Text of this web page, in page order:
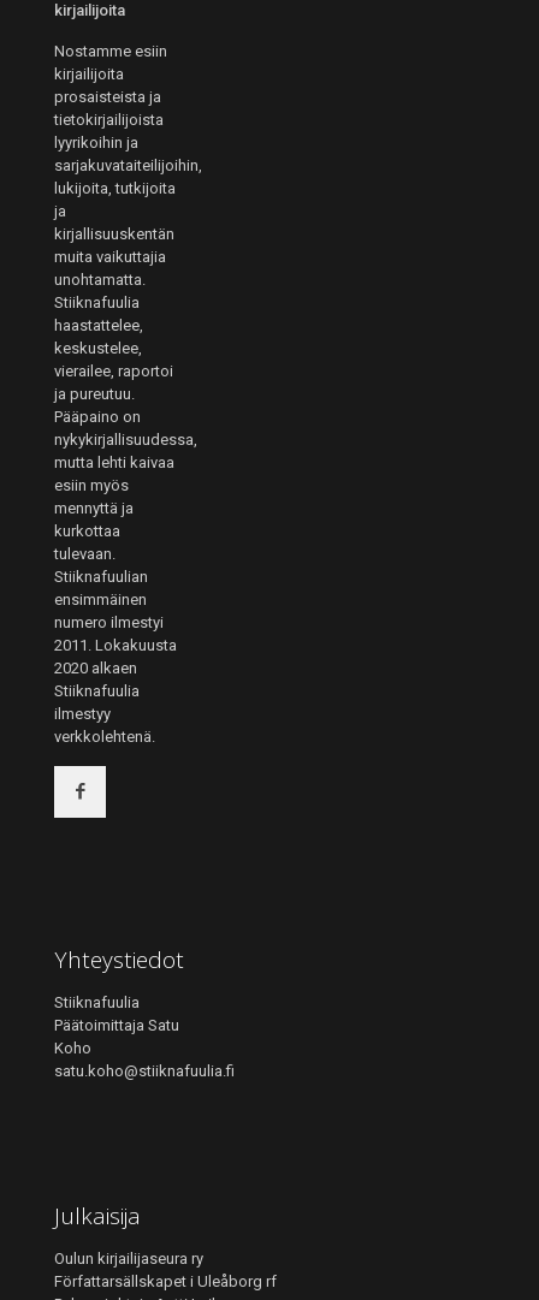
kirjailijoita
Nostamme esiin
kirjailijoita
prosaisteista ja
tietokirjailijoista
lyyrikoihin ja
sarjakuvataiteilijoihin,
lukijoita, tutkijoita
ja
kirjallisuuskentän
muita vaikuttajia
unohtamatta.
Stiiknafuulia
haastattelee,
keskustelee,
vierailee, raportoi
ja pureutuu.
Pääpaino on
nykykirjallisuudessa,
mutta lehti kaivaa
esiin myös
mennyttä ja
kurkottaa
tulevaan.
Stiiknafuulian
ensimmäinen
numero ilmestyi
2011. Lokakuusta
2020 alkaen
Stiiknafuulia
ilmestyy
verkkolehtenä.
Yhteystiedot
Stiiknafuulia
Päätoimittaja Satu
Koho
satu.koho@stiiknafuulia.fi
Julkaisija
Oulun kirjailijaseura ry
Författarsällskapet i Uleåborg rf